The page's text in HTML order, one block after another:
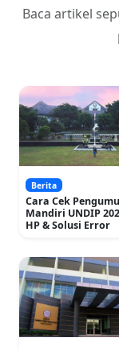
Baca artikel
Berita
Cara Cek
Mandiri UNDIP
HP & Solusi Error